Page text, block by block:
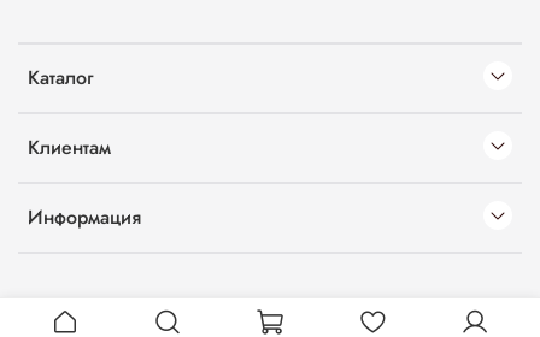
Каталог
Клиентам
Информация